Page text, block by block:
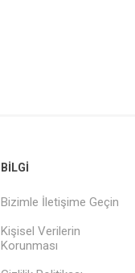
BILGI
Bizimle İletişime Geçin
Kişisel Verilerin
Korunması